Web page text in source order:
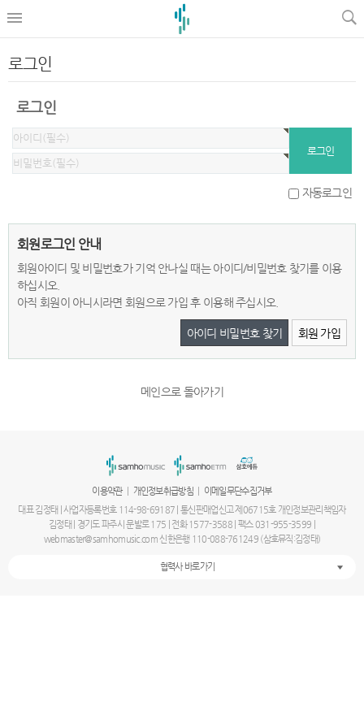
로그인
로그인
자동로그인
회원로그인 안내
회원아이디 및 비밀번호가 기억 안나실 때는 아이디/비밀번호 찾기를 이용
하십시오.
아직 회원이 아니시라면 회원으로 가입 후 이용해 주십시오.
아이디 비밀번호 찾기 회원 가입
메인으로 돌아가기
이용약관 개인정보취급방침
이메일무단수집거부
대표 김정태 | 사업자등록번호 114-98-69187 | 통신판매업신고 제06715호 개인정보관리책임자
김정태 | 경기도 파주시 문발로 175 | 전화 1577-3588 | 팩스 031-955-3599 |
webmaster@samhomusic.com 신한은행 110-088-761249 (삼호뮤직:김정태)
협력사 바로가기